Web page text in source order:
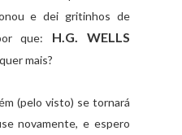
e dei gritinhos de
que: H.G. WELLS
mais?
(pelo visto) se tornará
novamente, e espero